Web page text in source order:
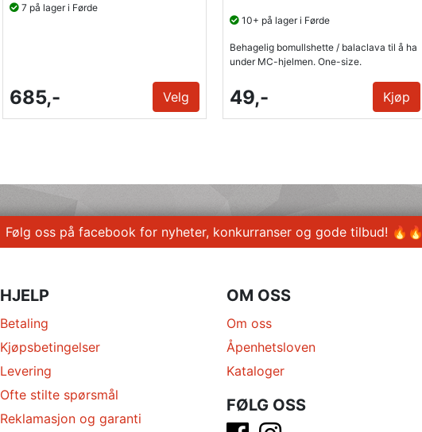
7 på lager i Førde
685,- Velg
10+ på lager i Førde
Behagelig bomullshette / balaclava til å ha
under MC-hjelmen. One-size.
49,- Kjøp
Følg oss på facebook for nyheter, konkurranser og gode tilbud! 🔥🔥
HJELP
Betaling
Kjøpsbetingelser
Levering
Ofte stilte spørsmål
Reklamasjon og garanti
OM OSS
Om oss
Åpenhetsloven
Kataloger
FØLG OSS